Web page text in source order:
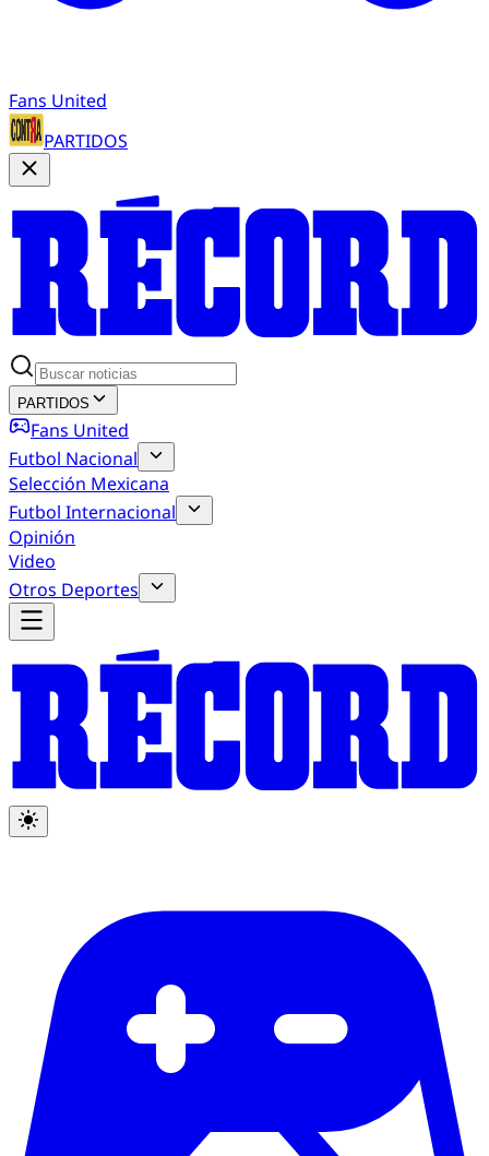
Fans United
PARTIDOS
PARTIDOS
Fans United
Futbol Nacional
Selección Mexicana
Futbol Internacional
Opinión
Video
Otros Deportes